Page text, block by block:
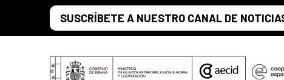
Skip to Main ContentSUSCRÍBETE A NUESTRO CANAL DE